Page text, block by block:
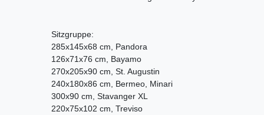
Sitzgruppe:
285x145x68 cm, Pandora
126x71x76 cm, Bayamo
270x205x90 cm, St. Augustin
240x180x86 cm, Bermeo, Minari
300x90 cm, Stavanger XL
220x75x102 cm, Treviso